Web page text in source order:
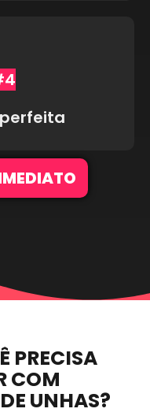
PRECISA
COM
UNHAS?